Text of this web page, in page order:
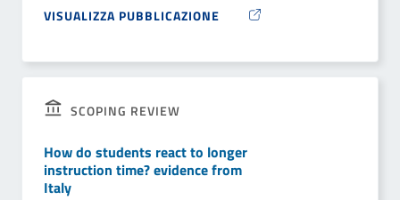
VISUALIZZA PUBBLICAZIONE
SCOPING REVIEW
How do students react to longer
instruction time? evidence from
Italy